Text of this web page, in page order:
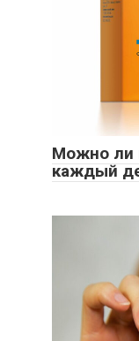
Можно ли
каждый